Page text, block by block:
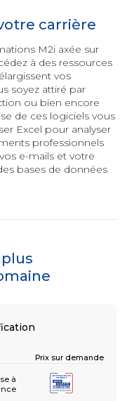
et animation
de la création
digitale
Posture
managériale
Management
éthique
et collaboratif
Gestion
de projets
INSERTION
&
PÉDAGOGIE
Conseiller
en Insertion
Professionnelle
AUTRE
Secrétaire
Médico-Administratif
carrière
M2i axée sur
à des ressources
vos
soyez attiré par
ou bien encore
de ces logiciels vous
Excel pour analyser
professionnels
e-mails et votre
bases de données
Prix sur demande
à